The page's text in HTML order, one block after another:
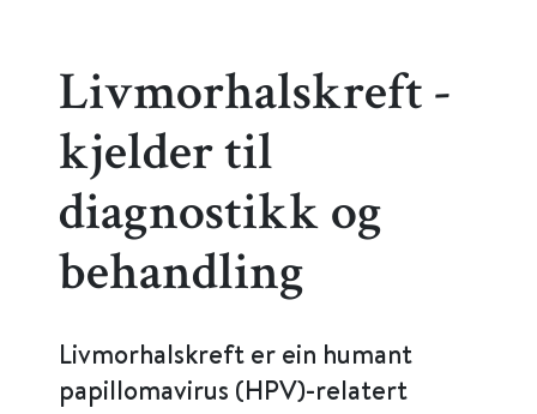
Livmorhalskreft -
kjelder til
diagnostikk og
behandling
Livmorhalskreft er ein humant
papillomavirus (HPV)-relatert